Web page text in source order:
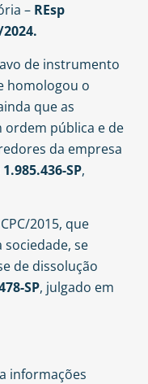
– REsp
de instrumento
homologou o
que as
ordem pública e de
da empresa
1.985.436-SP,
2015, que
se
de dissolução
SP, julgado em
informações